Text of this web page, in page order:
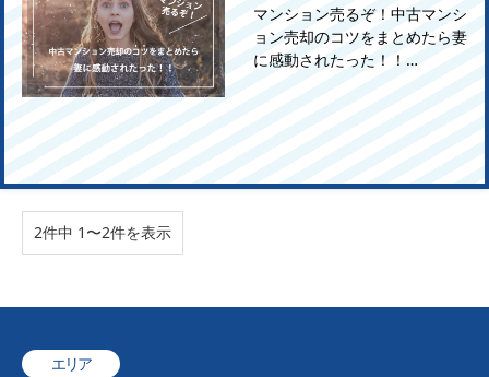
マンション売るぞ！中古マンシ
ョン売却のコツをまとめたら妻
に感動されたった！！…
2件中 1〜2件を表示
エリア